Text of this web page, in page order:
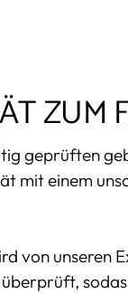
ZUM
geprüften
mit einem
von unseren